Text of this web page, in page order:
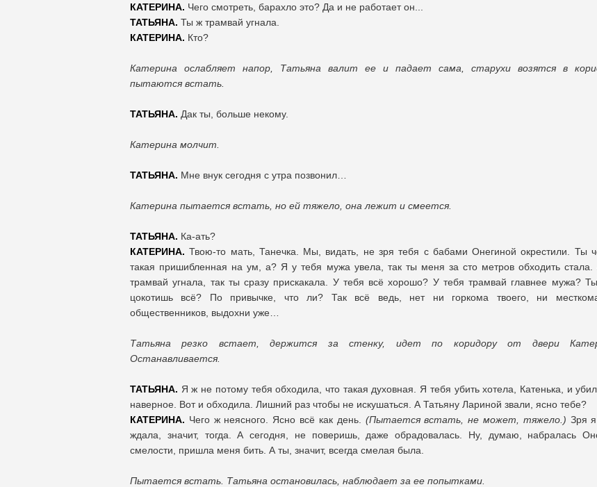
КАТЕРИНА. Чего смотреть, барахло это? Да и не работает он...
ТАТЬЯНА. Ты ж трамвай угнала.
КАТЕРИНА. Кто?
Катерина ослабляет напор, Татьяна валит ее и падает сама, старухи возятся в
пытаются встать.
ТАТЬЯНА. Дак ты, больше некому.
Катерина молчит.
ТАТЬЯНА. Мне внук сегодня с утра позвонил…
Катерина пытается встать, но ей тяжело, она лежит и смеется.
ТАТЬЯНА. Ка-ать?
КАТЕРИНА. Твою-то мать, Танечка. Мы, видать, не зря тебя с бабами Онегиной окрестили. Ты
такая пришибленная на ум, а? Я у тебя мужа увела, так ты меня за сто метров обходить стала.
трамвай угнала, так ты сразу прискакала. У тебя всё хорошо? У тебя трамвай главнее мужа?
цокотишь всё? По привычке, что ли? Так всё ведь, нет ни горкома твоего, ни
общественников, выдохни уже…
Татьяна резко встает, держится за стенку, идет по коридору от двери
Останавливается.
ТАТЬЯНА. Я ж не потому тебя обходила, что такая духовная. Я тебя убить хотела, Катенька, и
наверное. Вот и обходила. Лишний раз чтобы не искушаться. А Татьяну Лариной звали, ясно тебе?
КАТЕРИНА. Чего ж неясного. Ясно всё как день. (Пытается встать, не может, тяжело.) Зря
ждала, значит, тогда. А сегодня, не поверишь, даже обрадовалась. Ну, думаю, набралась
смелости, пришла меня бить. А ты, значит, всегда смелая была.
Пытается встать. Татьяна остановилась, наблюдает за ее попытками.